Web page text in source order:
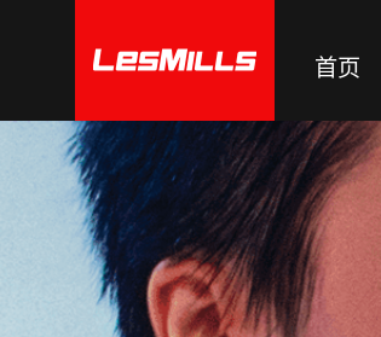
首页